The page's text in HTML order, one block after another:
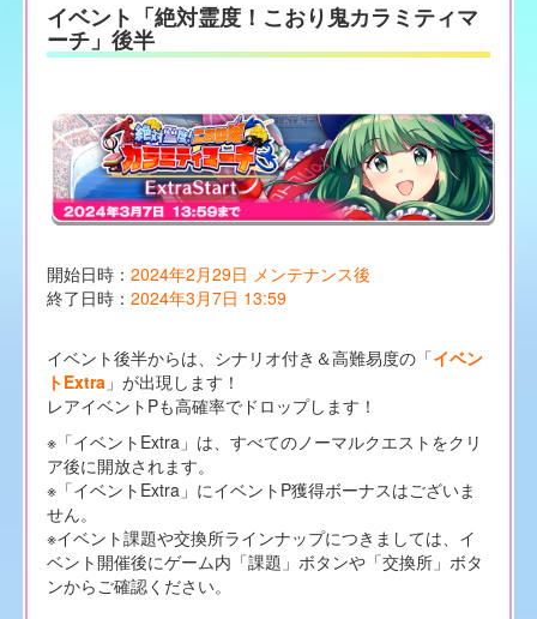
イベント「絶対霊度！こおり鬼カラミティマ
ーチ」後半
開始日時： 2024年2月29日 メンテナンス後
終了日時： 2024年3月7日 13:59
イベント後半からは、シナリオ付き＆高難易度の「イベン
トExtra 」が出現します！
レアイベントPも高確率でドロップします！
※「イベントExtra」は、すべてのノーマルクエストをクリ
ア後に開放されます。
※「イベントExtra」にイベントP獲得ボーナスはございま
せん。
※イベント課題や交換所ラインナップにつきましては、イ
ベント開催後にゲーム内「課題」ボタンや「交換所」ボタ
ンからご確認ください。